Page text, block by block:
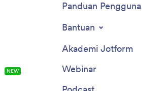
NEW
Panduan Pengguna
Bantuan
Akademi Jotform
Webinar